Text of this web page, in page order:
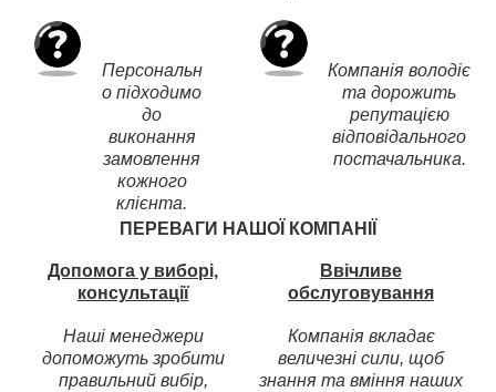
Персональн
о підходимо
до
виконання
замовлення
кожного
клієнта.
Компанія володіє
та дорожить
репутацією
відповідального
постачальника.
ПЕРЕВАГИ НАШОЇ КОМПАНІЇ
Допомога у виборі,
консультації
Наші менеджери
допоможуть зробити
правильний вибір,
Ввічливе
обслуговування
Компанія вкладає
величезні сили, щоб
знання та вміння наших